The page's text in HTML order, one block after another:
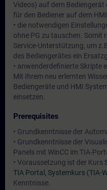
Videos) auf dem
für den Bediener auf dem
• die notwendigen
ohne PG zu tauschen. Somit
Service-Unterstützung, um
des Bediengerätes ein
• anwenderdefinierte Skripte
Mit Ihrem neu erlernten
Bediengeräte und HMI
einsetzen.
Prerequisites
• Grundkenntnisse der
• Grundkenntnisse der
Panels mit WinCC im TIA-
• Voraussetzung ist der Kurs
TIA Portal, Systemkurs (TIA-
Kenntnisse.